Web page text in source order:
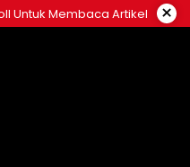
Untuk Membaca Artikel ×